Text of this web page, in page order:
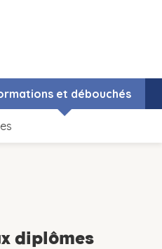
et débouchés
diplômes